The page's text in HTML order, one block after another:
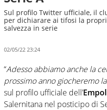
Sul profilo Twitter ufficiale, il
per dichiarare ai tifosi la
salvezza in serie
02/05/22 23:24
“Adesso abbiamo anche la
prossimo anno giocheremo
sul profilo ufficiale dell’
Salernitana nel posticipo di